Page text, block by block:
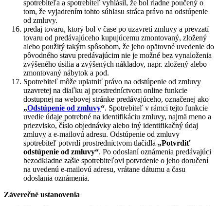
spotrebiteľa a spotrebiteľ vyhlásil, že bol riadne poučený o
tom, že vyjadrením tohto súhlasu stráca právo na odstúpenie
od zmluvy.
predaj tovaru, ktorý bol v čase po uzavretí zmluvy a prevzatí
tovaru od predávajúceho kupujúcemu zmontovaný, zložený
alebo použitý takým spôsobom, že jeho opätovné uvedenie do
pôvodného stavu predávajúcim nie je možné bez vynaloženia
zvýšeného úsilia a zvýšených nákladov, napr. zložený alebo
zmontovaný nábytok a pod.
Spotrebiteľ môže uplatniť právo na odstúpenie od zmluvy
uzavretej na diaľku aj prostredníctvom online funkcie
dostupnej na webovej stránke predávajúceho, označenej ako
„Odstúpenie od zmluvy“. Spotrebiteľ v rámci tejto funkcie
uvedie údaje potrebné na identifikáciu zmluvy, najmä meno a
priezvisko, číslo objednávky alebo iný identifikačný údaj
zmluvy a e-mailovú adresu. Odstúpenie od zmluvy
spotrebiteľ potvrdí prostredníctvom tlačidla „Potvrdiť
odstúpenie od zmluvy“. Po odoslaní oznámenia predávajúci
bezodkladne zašle spotrebiteľovi potvrdenie o jeho doručení
na uvedenú e-mailovú adresu, vrátane dátumu a času
odoslania oznámenia.
Záverečné ustanovenia